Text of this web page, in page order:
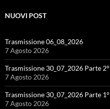
NUOVI POST
Trasmissione 06_08_2026
7 Agosto 2026
Trasmissione 30_07_2026 Parte 2°
7 Agosto 2026
Trasmissione 30_07_2026 Parte 1°
7 Agosto 2026